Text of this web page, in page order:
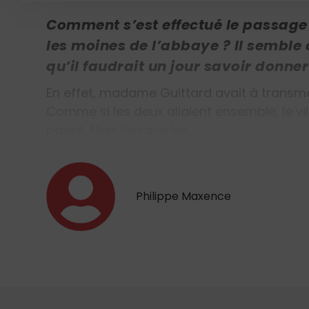
Comment s’est effectué le
les moines de l’abbaye ? Il
qu’il faudrait un jour savoir
Philippe Maxence